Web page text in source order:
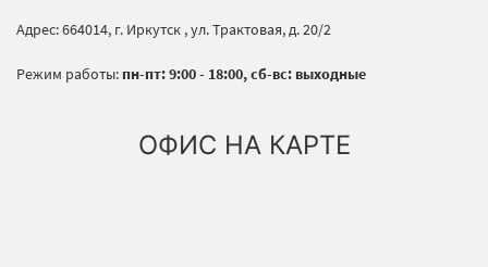
Адрес: 664014, г. Иркутск , ул. Трактовая, д. 20/2
Режим работы: пн-пт: 9:00 - 18:00, сб-вс: выходные
ОФИС НА КАРТЕ